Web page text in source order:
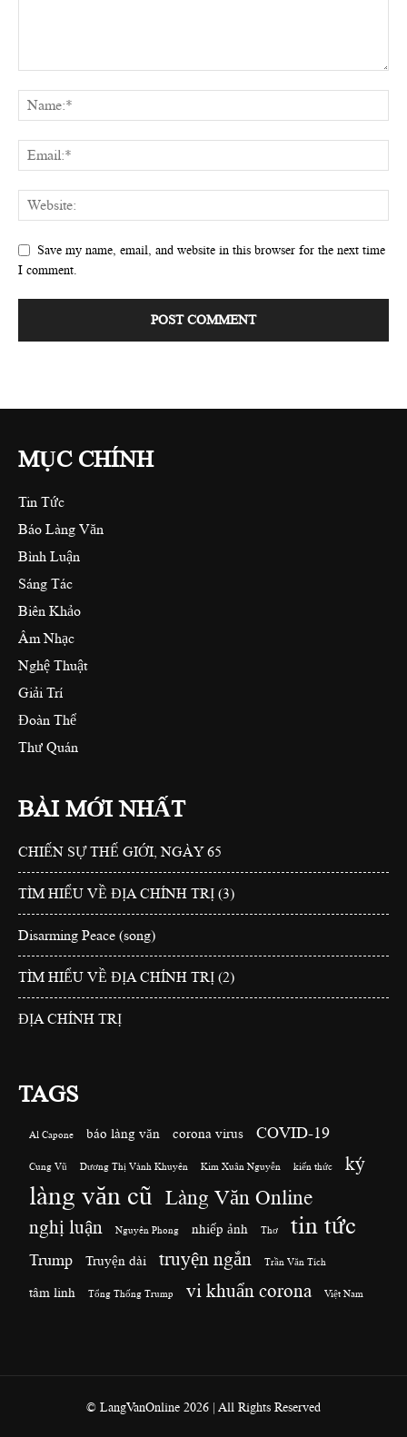
Save my name, email, and website in this browser for the next time
I comment.
MỤC CHÍNH
Tin Tức
Báo Làng Văn
Bình Luận
Sáng Tác
Biên Khảo
Âm Nhạc
Nghệ Thuật
Giải Trí
Đoàn Thể
Thư Quán
BÀI MỚI NHẤT
CHIẾN SỰ THẾ GIỚI, NGÀY 65
TÌM HIỂU VỀ ĐỊA CHÍNH TRỊ (3)
Disarming Peace (song)
TÌM HIỂU VỀ ĐỊA CHÍNH TRỊ (2)
ĐỊA CHÍNH TRỊ
TAGS
Al Capone báo làng văn corona virus COVID-19
Cung Vũ Dương Thị Vành Khuyên Kim Xuân Nguyễn kiến thức ký
làng văn cũ Làng Văn Online
nghị luận Nguyên Phong nhiếp ảnh Thơ tin tức
Trump Truyện dài truyện ngắn Trần Văn Tích
tâm linh Tổng Thống Trump vi khuẩn corona Việt Nam
© LangVanOnline 2026 | All Rights Reserved